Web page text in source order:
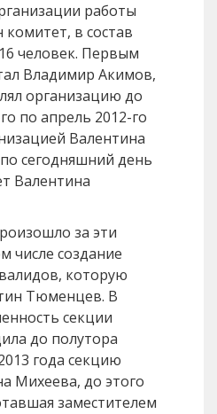
работы
в состав
человек. Первым
Владимир Акимов,
организацию до
по апрель 2012-го
Валентина
сегодняшний день
Валентина
за эти
числе создание
которую
Тюменцев. В
секции
до полутора
года секцию
Михеева, до этого
заместителем